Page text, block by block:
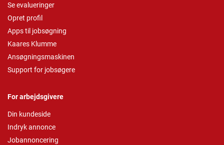
Se evalueringer
Opret profil
Apps til jobsøgning
Kaares Klumme
Ansøgningsmaskinen
Support for jobsøgere
For arbejdsgivere
Din kundeside
Indryk annonce
Jobannoncering